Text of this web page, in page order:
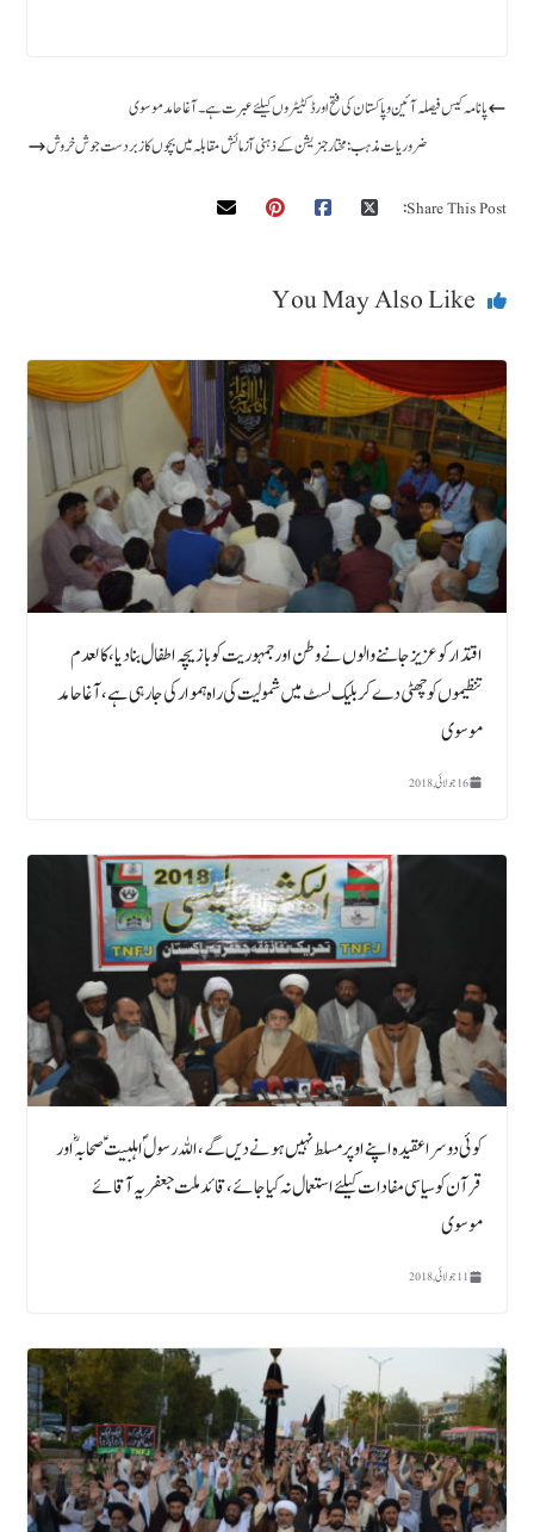
پانامہ کیس فیصلہ آئین وپاکستان کی فتح اورڈکٹیٹروں کیلئے عبرت ہے۔ آغاحامدموسوی
ضروریات مذہب :مختار جنریشن کےذہنی آزمائش مقابلہ میں بچوں کا زبردست جوش خروش
Share This Post:
You May Also Like
اقتدار کو عزیز جاننے والوں نے وطن اور جمہوریت کو بازیچہ اطفال بنا دیا، کالعدم
تنظیموں کو چھٹی دے کر بلیک لسٹ میں شمولیت کی راہ ہموار کی جا رہی ہے ،آغاحامد
موسوی
16 جولائی, 2018
کوئی دوسراعقیدہ اپنے اوپرمسلط نہیں ہونے دیں گے،اللہ رسول ؐ اہلبیت ؑ صحابہؓ اور
قرآن کو سیاسی مفادات کیلئے استعمال نہ کیا جائے، قائد ملت جعفریہ آقائے
موسوی
11 جولائی, 2018